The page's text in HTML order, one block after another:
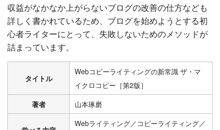
収益がなかなか上がらないブログの改善の仕方なども
詳しく書かれているため、ブログを始めようとする初
心者ライターにとって、失敗しないためのメソッドが
詰まっています。
タイトル
Webコピーライティングの新常識 ザ・マ
イクロコピー［第2版］
著者
山本琢磨
Webライティング／コピーライティング／